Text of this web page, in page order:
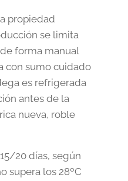
propiedad
se limita
forma manual
con sumo cuidado
es refrigerada
antes de la
nueva, roble
20 días, según
supera los 28ºC